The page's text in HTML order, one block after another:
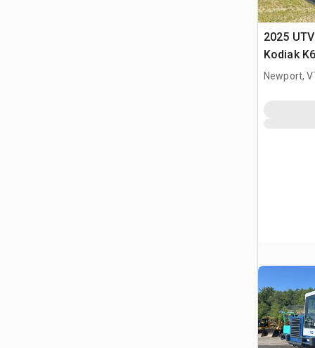
2025
Kodiak
(Unused)
Newport,